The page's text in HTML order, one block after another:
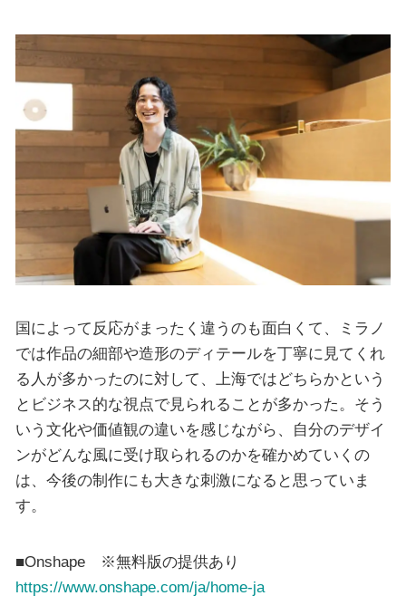
国によって反応がまったく違うのも面白くて、ミラノ
では作品の細部や造形のディテールを丁寧に見てくれ
る人が多かったのに対して、上海ではどちらかという
とビジネス的な視点で見られることが多かった。そう
いう文化や価値観の違いを感じながら、自分のデザイ
ンがどんな風に受け取られるのかを確かめていくの
は、今後の制作にも大きな刺激になると思っていま
す。
■Onshape ※無料版の提供あり
https://www.onshape.com/ja/home-ja